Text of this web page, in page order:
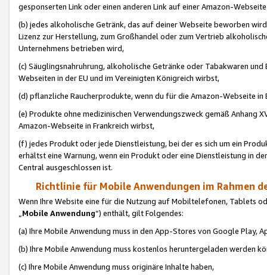
gesponserten Link oder einen anderen Link auf einer Amazon-
(b) jedes alkoholische Getränk, das auf deiner Webseite beworben
Lizenz zur Herstellung, zum Großhandel oder zum Vertrieb
Unternehmens betrieben wird,
(c) Säuglingsnahruhrung, alkoholische Getränke oder Tabakwaren
Webseiten in der EU und im Vereinigten Königreich wirbst,
(d) pflanzliche Raucherprodukte, wenn du für die Amazon-Webseite in
(e) Produkte ohne medizinischen Verwendungszweck gemäß Anhang
Amazon-Webseite in Frankreich wirbst,
(f) jedes Produkt oder jede Dienstleistung, bei der es sich um ein
erhältst eine Warnung, wenn ein Produkt oder eine Dienstleistung in
Central ausgeschlossen ist.
Richtlinie für Mobile Anwendungen im Rahmen
Wenn Ihre Website eine für die Nutzung auf Mobiltelefonen, Tablets
„Mobile Anwendung“) enthält, gilt Folgendes:
(a) Ihre Mobile Anwendung muss in den App-Stores von Google Play,
(b) Ihre Mobile Anwendung muss kostenlos heruntergeladen werden
(c) Ihre Mobile Anwendung muss originäre Inhalte haben,